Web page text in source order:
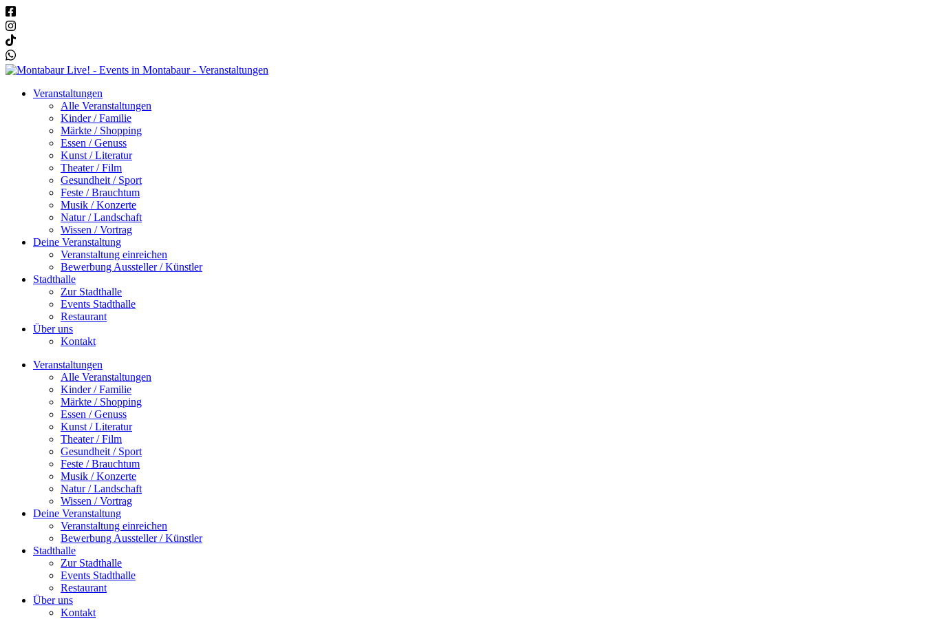
Veranstaltungen
Alle Veranstaltungen
Kinder / Familie
Märkte / Shopping
Essen / Genuss
Kunst / Literatur
Theater / Film
Gesundheit / Sport
Feste / Brauchtum
Musik / Konzerte
Natur / Landschaft
Wissen / Vortrag
Deine Veranstaltung
Veranstaltung einreichen
Bewerbung Aussteller / Künstler
Stadthalle
Zur Stadthalle
Events Stadthalle
Restaurant
Über uns
Kontakt
Veranstaltungen
Alle Veranstaltungen
Kinder / Familie
Märkte / Shopping
Essen / Genuss
Kunst / Literatur
Theater / Film
Gesundheit / Sport
Feste / Brauchtum
Musik / Konzerte
Natur / Landschaft
Wissen / Vortrag
Deine Veranstaltung
Veranstaltung einreichen
Bewerbung Aussteller / Künstler
Stadthalle
Zur Stadthalle
Events Stadthalle
Restaurant
Über uns
Kontakt